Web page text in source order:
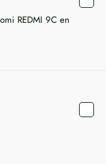
REDMI 9C en